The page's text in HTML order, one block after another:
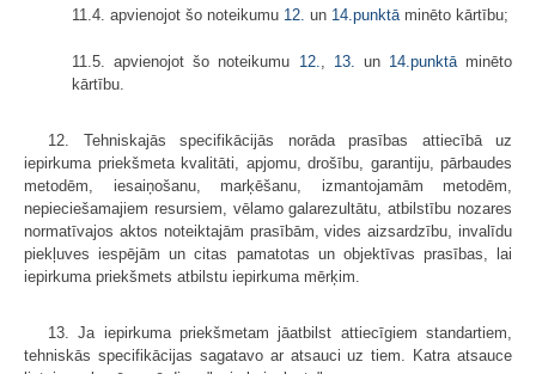
11.4. apvienojot šo noteikumu 12. un 14.punktā minēto kārtību;
11.5. apvienojot šo noteikumu 12. 13. un 14.punktāminēto
kārtību.
12. Tehniskajās specifikācijās norāda prasības attiecībā uz
iepirkuma priekšmeta kvalitāti, apjomu, drošību, garantiju, pārbaudes
metodēm, iesaiņošanu, marķēšanu, izmantojamām metodēm,
nepieciešamajiem resursiem, vēlamo galarezultātu, atbilstību nozares
normatīvajos aktos noteiktajām prasībām, vides aizsardzību, invalīdu
piekļuves iespējām un citas pamatotas un objektīvas prasības, lai
iepirkuma priekšmets atbilstu iepirkuma mērķim.
13. Ja iepirkuma priekšmetam jāatbilst attiecīgiem standartiem,
tehniskās specifikācijas sagatavo ar atsauci uz tiem. Katra atsauce